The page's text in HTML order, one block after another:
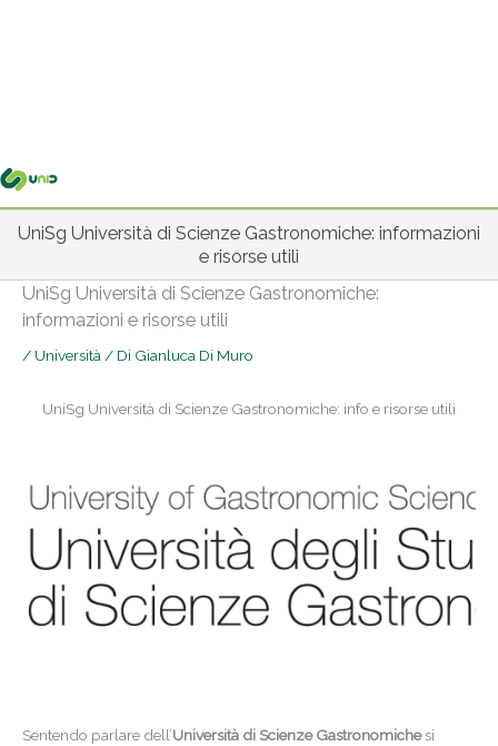
UniSg Università di Scienze Gastronomiche: informazioni
e risorse utili
UniSg Università di Scienze Gastronomiche:
informazioni e risorse utili
/ Università/ Di Gianluca Di Muro
UniSg Università di Scienze Gastronomiche: info e risorse utili
Sentendo parlare dell’Università di Scienze Gastronomichesi